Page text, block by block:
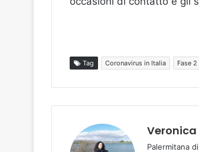
Tag Coronavirus in Italia Fase
Palermitana